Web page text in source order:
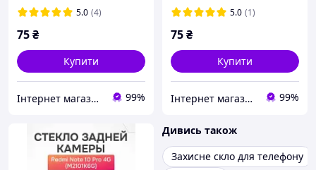
5.0 (4)
75₴
Купити
Інтернет магазин Salvador 99%
5.0 (1)
75₴
Купити
Інтернет магазин Salvador 99%
Дивись також
Захисне скло для телефону